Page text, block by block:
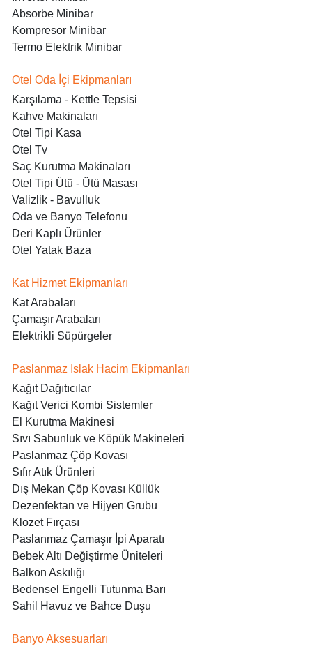
Absorbe Minibar
Kompresor Minibar
Termo Elektrik Minibar
Otel Oda İçi Ekipmanları
Karşılama - Kettle Tepsisi
Kahve Makinaları
Otel Tipi Kasa
Otel Tv
Saç Kurutma Makinaları
Otel Tipi Ütü - Ütü Masası
Valizlik - Bavulluk
Oda ve Banyo Telefonu
Deri Kaplı Ürünler
Otel Yatak Baza
Kat Hizmet Ekipmanları
Kat Arabaları
Çamaşır Arabaları
Elektrikli Süpürgeler
Paslanmaz Islak Hacim Ekipmanları
Kağıt Dağıtıcılar
Kağıt Verici Kombi Sistemler
El Kurutma Makinesi
Sıvı Sabunluk ve Köpük Makineleri
Paslanmaz Çöp Kovası
Sıfır Atık Ürünleri
Dış Mekan Çöp Kovası Küllük
Dezenfektan ve Hijyen Grubu
Klozet Fırçası
Paslanmaz Çamaşır İpi Aparatı
Bebek Altı Değiştirme Üniteleri
Balkon Askılığı
Bedensel Engelli Tutunma Barı
Sahil Havuz ve Bahce Duşu
Banyo Aksesuarları